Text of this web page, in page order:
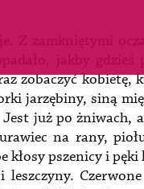
Z zamkniętymi
jakby gdzieś
zobaczyć kobietę,
jarzębiny, siną
już po żniwach,
na rany,
pszenicy i pęki